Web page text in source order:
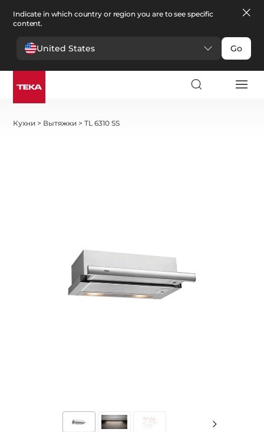
Indicate in which country or region you are to see specific
content.
United States Go
Кухни > Вытяжки >TL 6310 SS